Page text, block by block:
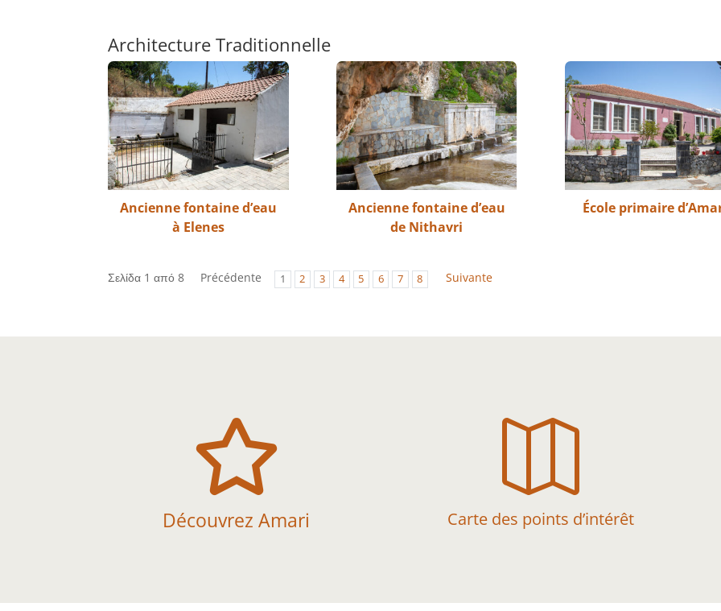
Architecture Traditionnelle
Ancienne fontaine d’eau
à Elenes
Ancienne fontaine d’eau
de Nithavri
École primaire
Σελίδα 1 από 8 Précédente 1 2 3 4 5 6 7 8 Suivante

Découvrez Amari

Carte des points d’intérêt